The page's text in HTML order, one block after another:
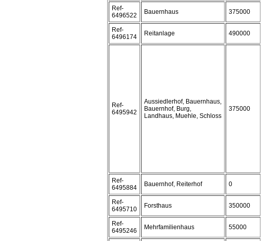
Ref-
6496522
Bauernhaus 375000
Ref-
6496174
Reitanlage 490000
Ref-
6495942
Aussiedlerhof, Bauernhaus,
Bauernhof, Burg,
Landhaus, Muehle, Schloss
375000
Ref-
6495884
Bauernhof, Reiterhof 0
Ref-
6495710
Forsthaus 350000
Ref-
6495246
Mehrfamilienhaus 55000